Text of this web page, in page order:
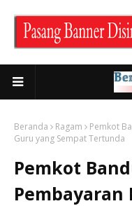
Beranda Ragam
Pemkot
Guru yang Sempat Tertunda
Pemkot
Pembayaran